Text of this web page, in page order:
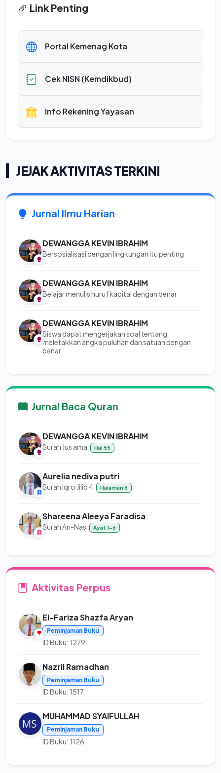
Link Penting
Portal Kemenag Kota
Cek NISN (Kemdikbud)
Info Rekening Yayasan
JEJAK AKTIVITAS TERKINI
Jurnal Ilmu Harian
DEWANGGA KEVIN IBRAHIM
Bersosialisasi dengan lingkungan itu penting
DEWANGGA KEVIN IBRAHIM
Belajar menulis huruf kapital dengan benar
DEWANGGA KEVIN IBRAHIM
Siswa dapat mengerjakan soal tentang
meletakkan angka puluhan dan satuan dengan
benar
Jurnal Baca Quran
DEWANGGA KEVIN IBRAHIM
Surah Jus ama Hal 55
Aurelia nediva putri
Surah Iqro Jilid 4 Halaman 6
Shareena Aleeya Faradisa
Surah An-Nas Ayat 1-6
Aktivitas Perpus
El-Fariza Shazfa Aryan
Peminjaman Buku
ID Buku: 1279
Nazril Ramadhan
Peminjaman Buku
ID Buku: 1517
MUHAMMAD SYAIFULLAH
Peminjaman Buku
ID Buku: 1126